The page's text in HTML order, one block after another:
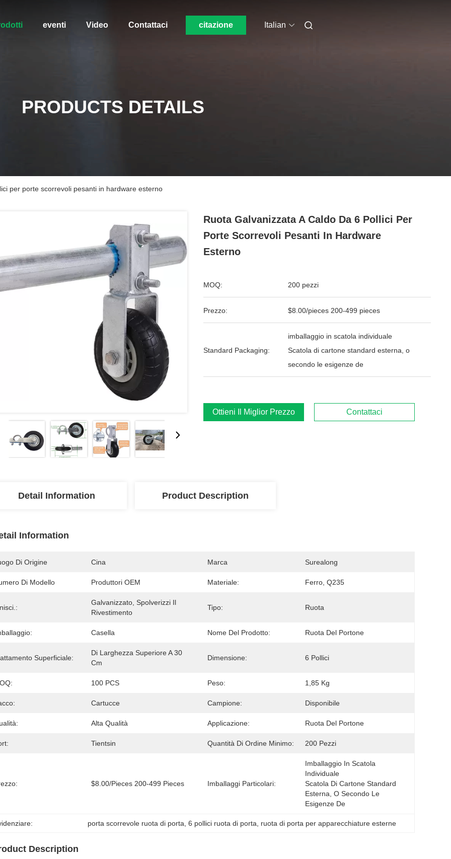
eventi Video Contattaci citazione Italian
PRODUCTS DETAILS
per porte scorrevoli pesanti in hardware esterno
Ruota Galvanizzata A Caldo Da 6 Pollici Per
Porte Scorrevoli Pesanti In Hardware
Esterno
MOQ: 200 pezzi
Prezzo: $8.00/pieces 200-499 pieces
Standard Packaging:
imballaggio in scatola individuale
Scatola di cartone standard esterna, o
secondo le esigenze de
Ottieni Il Miglior Prezzo Contattaci
Detail Information Product Description
Information
Di Origine Cina Marca Surealong
Di Modello Produttori OEM Materiale: Ferro, Q235
Galvanizzato, Spolverizzi Il
Rivestimento
Tipo: Ruota
Casella Nome Del Prodotto: Ruota Del Portone
Superficiale:
Di Larghezza Superiore A 30
Cm
Dimensione: 6 Pollici
100 PCS Peso: 1,85 Kg
Cartucce Campione: Disponibile
Alta Qualità Applicazione: Ruota Del Portone
Tientsin Quantità Di Ordine Minimo: 200 Pezzi
$8.00/pieces 200-499 Pieces Imballaggi Particolari:
Imballaggio In Scatola
Individuale
Scatola Di Cartone Standard
Esterna, O Secondo Le
Esigenze De
porta scorrevole ruota di porta , 6 pollici ruota di porta ruota di porta per apparecchiature esterne
Description